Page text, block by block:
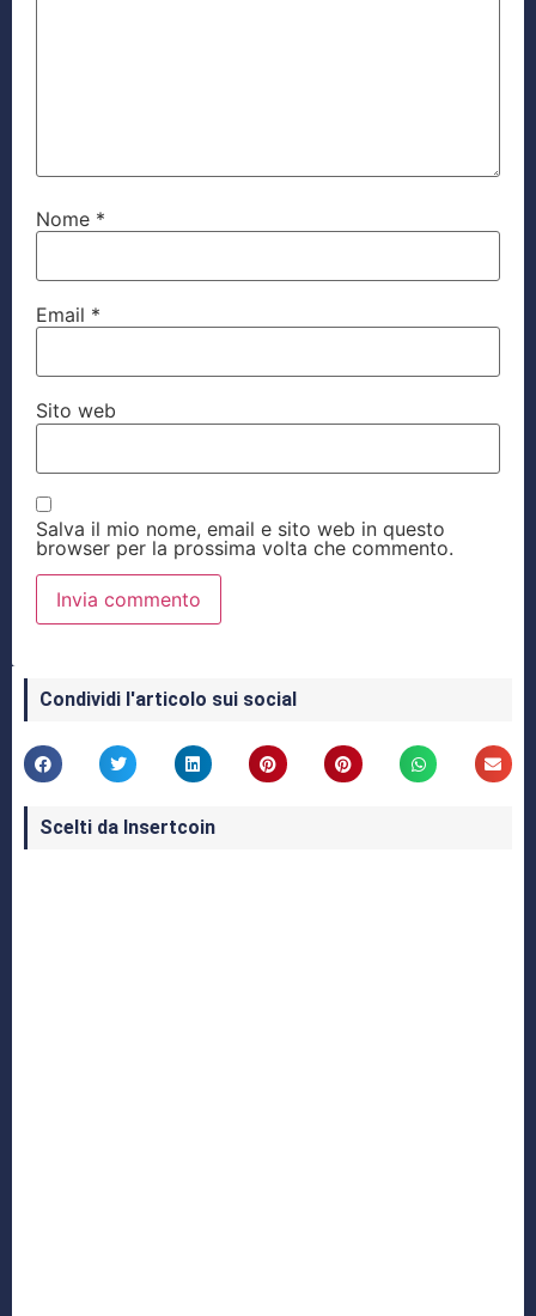
Nome *
Email *
Sito web
Salva il mio nome, email e sito web in questo
browser per la prossima volta che commento.
Condividi l'articolo sui social
Scelti da Insertcoin